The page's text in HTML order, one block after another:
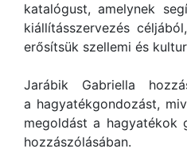
katalógust, amelynek
kiállításszervezés
erősítsük szellemi és
Jarábik Gabriella
a hagyatékgondozást,
megoldást a hagyatékok
hozzászólásában.